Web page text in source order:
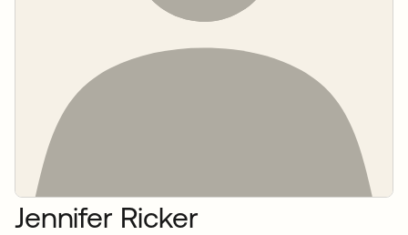
Jennifer Ricker